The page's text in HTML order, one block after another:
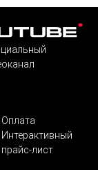
Оплата
Интерактивный
прайс-лист